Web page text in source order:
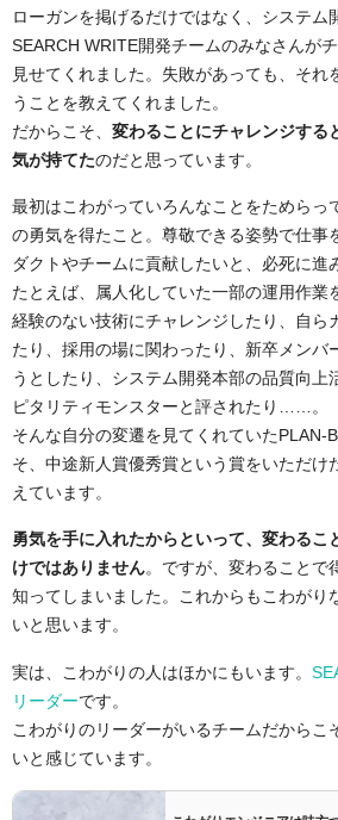
ローガンを掲げるだけではなく、システム
SEARCH WRITE開発チームのみなさんが
見せてくれました。失敗があっても、それ
うことを教えてくれました。
だからこそ、 変わることにチャレンジする
気が持てたのだと思っています。
最初はこわがっていろんなことをためらっ
の勇気を得たこと。尊敬できる姿勢で仕事
ダクトやチームに貢献したいと、必死に進
たとえば、属人化していた一部の運用作業
経験のない技術にチャレンジしたり、自ら
たり、採用の場に関わったり、新卒メンバ
うとしたり、システム開発本部の品質向上
ピタリティモンスターと評されたり……。
そんな自分の変遷を見てくれていたPLAN-
そ、中途新人賞優秀賞という賞をいただけ
えています。
勇気を手に入れたからといって、変わるこ
けではありません。ですが、変わることで
知ってしまいました。これからもこわがり
いと思います。
実は、こわがりの人はほかにもいます。
リーダーです。
こわがりのリーダーがいるチームだからこ
いと感じています。